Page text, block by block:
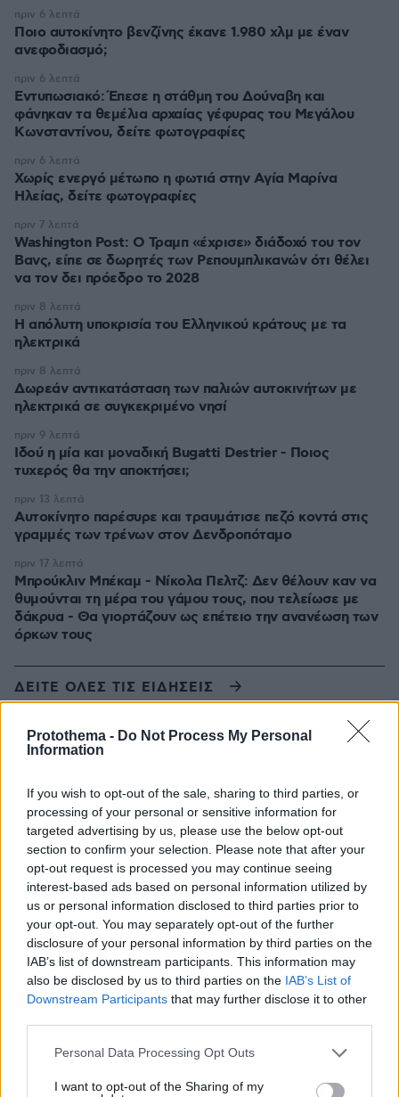
Protothema - Do Not Process My Personal
Information
If you wish to opt-out of the sale, sharing to third parties, or
processing of your personal or sensitive information for
targeted advertising by us, please use the below opt-out
section to confirm your selection. Please note that after your
opt-out request is processed you may continue seeing
interest-based ads based on personal information utilized by
us or personal information disclosed to third parties prior to
your opt-out. You may separately opt-out of the further
disclosure of your personal information by third parties on the
IAB’s list of downstream participants. This information may
also be disclosed by us to third parties on the IAB’s List of
Downstream Participants that may further disclose it to other
Please note that this website/app uses one or more Google
not limited to your visit or usage behaviour. You may click to
Personal Data Processing Opt Outs
I want to opt-out of the Sharing of my
Ποιο αυτοκίνητο βενζίνης έκανε 1.980 χλμ με έναν
ανεφοδιασμό;
πριν 6 λεπτά
Εντυπωσιακό: Έπεσε η στάθμη του Δούναβη και
φάνηκαν τα θεμέλια αρχαίας γέφυρας του Μεγάλου
Κωνσταντίνου, δείτε φωτογραφίες
πριν 6 λεπτά
Χωρίς ενεργό μέτωπο η φωτιά στην Aγία Μαρίνα
Ηλείας, δείτε φωτογραφίες
πριν 6 λεπτά
Washington Post: Ο Τραμπ «έχρισε» διάδοχό του τον
Βανς, είπε σε δωρητές των Ρεπουμπλικανών ότι θέλει
να τον δει πρόεδρο το 2028
πριν 7 λεπτά
Η απόλυτη υποκρισία του Ελληνικού κράτους με τα
ηλεκτρικά
πριν 8 λεπτά
Δωρεάν αντικατάσταση των παλιών αυτοκινήτων με
ηλεκτρικά σε συγκεκριμένο νησί
πριν 8 λεπτά
Ιδού η μία και μοναδική Bugatti Destrier - Ποιος
τυχερός θα την αποκτήσει;
πριν 9 λεπτά
Αυτοκίνητο παρέσυρε και τραυμάτισε πεζό κοντά στις
γραμμές των τρένων στον Δενδροπόταμο
πριν 13 λεπτά
Μπρούκλιν Μπέκαμ - Νίκολα Πελτζ: Δεν θέλουν καν να
θυμούνται τη μέρα του γάμου τους, που τελείωσε με
δάκρυα - Θα γιορτάζουν ως επέτειο την ανανέωση των
όρκων τους
πριν 17 λεπτά
ΔΕΙΤΕ ΟΛΕΣ ΤΙΣ ΕΙΔΗΣΕΙΣ